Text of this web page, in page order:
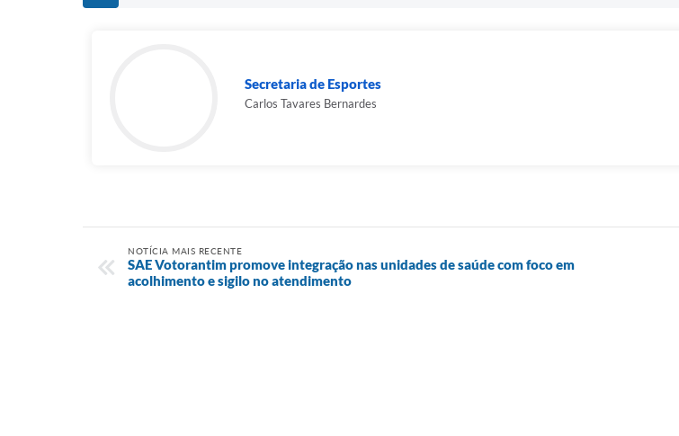
Secretaria de Esportes
Carlos Tavares Bernardes
NOTÍCIA MAIS RECENTE
SAE Votorantim promove integração nas unidades de saúde com foco em
acolhimento e sigilo no atendimento